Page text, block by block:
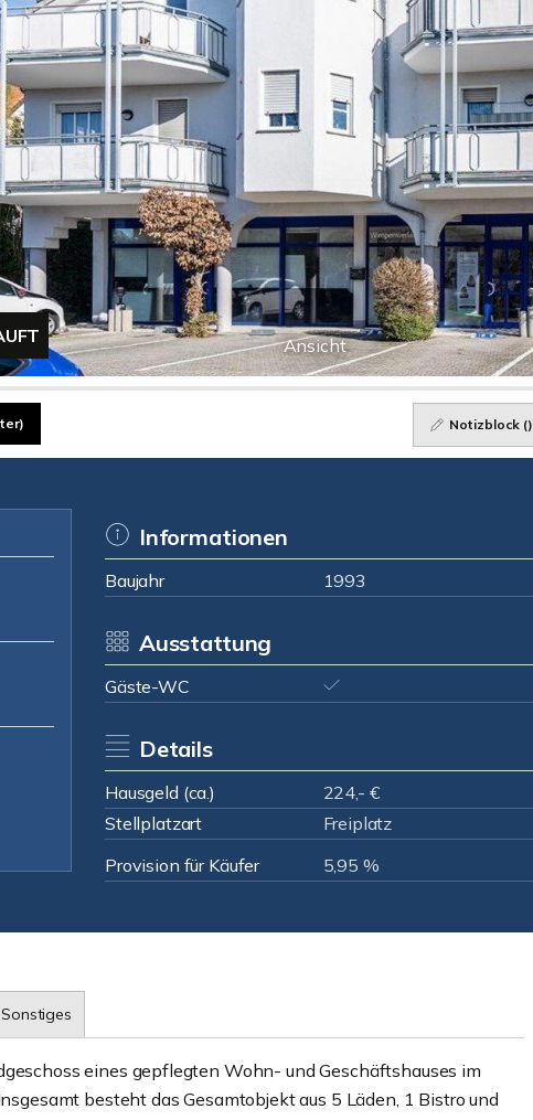
Ansicht
Notizblock ()
Informationen
Baujahr 1993
Ausstattung
Gäste-WC
Details
Hausgeld (ca.) 224,- €
Stellplatzart
Freiplatz
Provision für Käufer
5,95 %
Sonstiges
eines gepflegten Wohn- und Geschäftshauses im
besteht das Gesamtobjekt aus 5 Läden, 1 Bistro und